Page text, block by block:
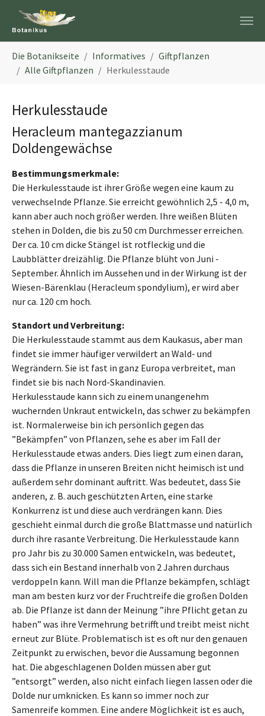
Die Botanikseite Informatives
Giftpflanzen
Alle Giftpflanzen
Herkulesstaude
Herkulesstaude
Heracleum mantegazzianum
Doldengewächse
Bestimmungsmerkmale:
Die Herkulesstaude ist ihrer Größe wegen eine kaum zu
verwechselnde Pflanze. Sie erreicht gewöhnlich 2,5 - 4,0 m,
kann aber auch noch größer werden. Ihre weißen Blüten
stehen in Dolden, die bis zu 50 cm Durchmesser erreichen.
Der ca. 10 cm dicke Stängel ist rotfleckig und die
Laubblätter dreizählig. Die Pflanze blüht von Juni -
September. Ähnlich im Aussehen und in der Wirkung ist der
Wiesen-Bärenklau (Heracleum spondylium), er wird aber
nur ca. 120 cm hoch.
Standort und Verbreitung:
Die Herkulesstaude stammt aus dem Kaukasus, aber man
findet sie immer häufiger verwildert an Wald- und
Wegrändern. Sie ist fast in ganz Europa verbreitet, man
findet sie bis nach Nord-Skandinavien.
Herkulesstaude kann sich zu einem unangenehm
wuchernden Unkraut entwickeln, das schwer zu bekämpfen
ist. Normalerweise bin ich persönlich gegen das
”Bekämpfen” von Pflanzen, sehe es aber im Fall der
Herkulesstaude etwas anders. Dies liegt zum einen daran,
dass die Pflanze in unseren Breiten nicht heimisch ist und
außerdem sehr dominant auftritt. Was bedeutet, dass Sie
anderen, z. B. auch geschützten Arten, eine starke
Konkurrenz ist und diese auch verdrängen kann. Dies
geschieht einmal durch die große Blattmasse und natürlich
durch ihre rasante Verbreitung. Die Herkulesstaude kann
pro Jahr bis zu 30.000 Samen entwickeln, was bedeutet,
dass sich ein Bestand innerhalb von 2 Jahren durchaus
verdoppeln kann. Will man die Pflanze bekämpfen, schlägt
man am besten kurz vor der Fruchtreife die großen Dolden
ab. Die Pflanze ist dann der Meinung ”ihre Pflicht getan zu
haben” was ihre Vermehrung betrifft und treibt meist nicht
erneut zur Blüte. Problematisch ist es oft nur den genauen
Zeitpunkt zu erwischen, bevor die Aussamung begonnen
hat. Die abgeschlagenen Dolden müssen aber gut
”entsorgt” werden, also nicht einfach liegen lassen oder die
Dolde nur umknicken. Es kann so immer noch zur
Samenreife kommen. Eine andere Möglichkeit ist es auch,